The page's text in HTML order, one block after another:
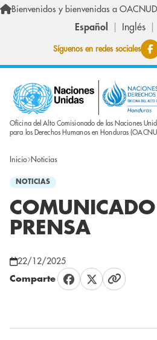
Pasar al contenido principal
Bienvenidos y bienvenidas a
Español Inglés
Síguenos en redes sociales
Oficina del Alto Comisionado de las Naciones
para los Derechos Humanos en Honduras
Inicio Noticias
NOTICIAS
COMUNICADO
PRENSA
22/12/2025
Comparte